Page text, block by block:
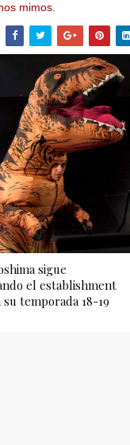
mimos.
sigue
el establishment
temporada 18-19